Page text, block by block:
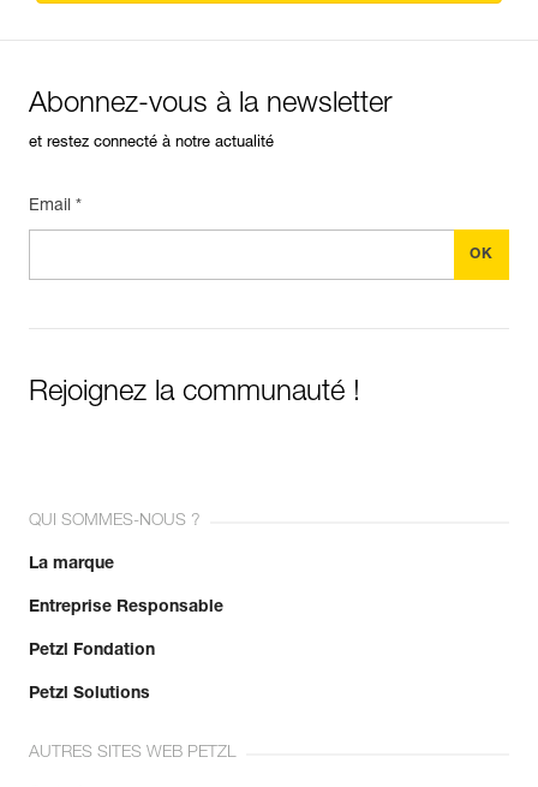
Abonnez-vous à la newsletter
et restez connecté à notre actualité
Email *
Rejoignez la communauté !
QUI SOMMES-NOUS ?
La marque
Entreprise Responsable
Petzl Fondation
Petzl Solutions
AUTRES SITES WEB PETZL